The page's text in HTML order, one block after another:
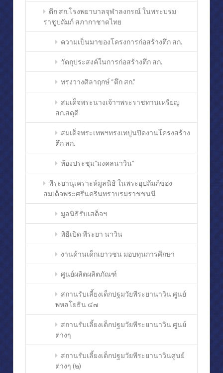
ตึก สก.โรงพยาบาลจุฬาลงกรณ์ ในพระบรม
ราชูปถัมภ์ สภากาชาดไทย
ความเป็นมาของโครงการก่อสร้างตึก สก.
วัตถุประสงค์ในการก่อสร้างตึก สก.
ทรงวางศิลาฤกษ์ “ตึก สก.”
สมเด็จพระนางเจ้าฯพระราชทานเหรียญ
สก.สดุดี
สมเด็จพระเทพฯทรงเทปูนปิดงานโครงสร้าง
ตึก สก.
ห้องประชุม”มงคลนาวิน”
พีระยานุเคราะห์มูลนิธิ ในพระอุปถัมภ์ของ
สมเด็จพระศรีนครินทราบรมราชชนนี
มูลนิธิรับเสด็จฯ
พิธีเปิด พีระยา นาวิน
งานด้านเด็กเยาวชน มอบทุนการศึกษา
ศูนย์ผลิตผลิตภัณฑ์
สถานรับเลี้ยงเด็กปฐมวัยพีระยานาวิน ศูนย์
พหลโยธิน ๔๗
สถานรับเลี้ยงเด็กปฐมวัยพีระยานาวิน ศูนย์
ต่างๆ
สถานรับเลี้ยงเด็กปฐมวัยพีระยานาวินศูนย์
ต่างๆ (๒)